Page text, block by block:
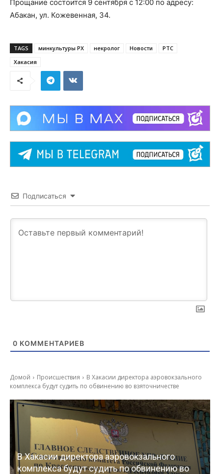
Прощание состоится 9 сентября с 12:00 по адресу:
Абакан, ул. Кожевенная, 34.
TAGS минкультуры РХ некролог Новости
РТС
Хакасия
Подписаться
0 КОММЕНТАРИЕВ